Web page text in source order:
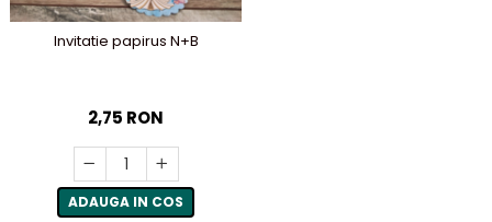
Invitatie papirus N+B
2,75 RON
ADAUGA IN COS